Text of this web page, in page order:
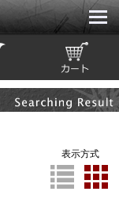
カート
表示方式